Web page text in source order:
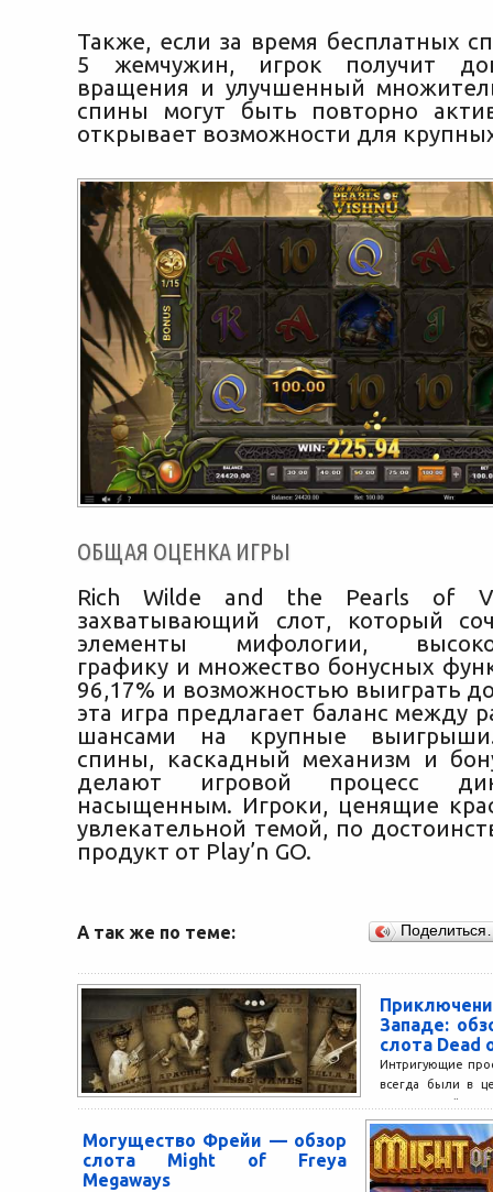
Также, если за время бесплатных
5 жемчужин, игрок получит
вращения и улучшенный
спины могут быть повторно
открывает возможности для
ОБЩАЯ ОЦЕНКА ИГРЫ
Rich Wilde and the Pearls of
захватывающий слот, который
элементы мифологии,
графику и множество бонусных
96,17% и возможностью выиграть
эта игра предлагает баланс между
шансами на крупные
спины, каскадный механизм и
делают игровой процесс
насыщенным. Игроки, ценящие
увлекательной темой, по
продукт от Play’n GO.
А так же по теме:
Западе:
слота Dead
Интригующие
всегда были в
развлечений, и
исключением.
Могущество Фрейи — обзор
слота Might of Freya
Megaways